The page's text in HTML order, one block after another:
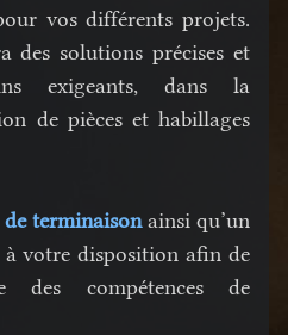
vos différents projets.
des solutions précises et
exigeants, dans la
de pièces et habillages
terminaisonainsi qu’un
votre disposition afin de
des compétences de